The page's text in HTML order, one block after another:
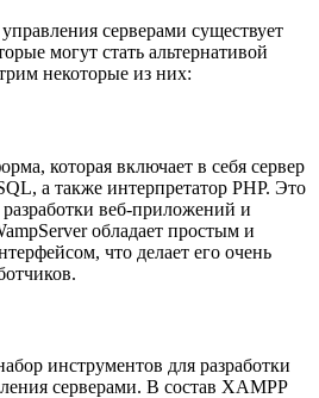
серверами существует
могут стать альтернативой
некоторые из них:
которая включает в себя сервер
а также интерпретатор PHP. Это
веб-приложений и
обладает простым и
что делает его очень
инструментов для разработки
серверами. В состав XAMPP